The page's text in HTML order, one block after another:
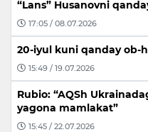
“Lans” Husanovni
17:05 / 08.07.2026
20-iyul kuni qanday ob-
15:49 / 19.07.2026
Rubio: “AQSh
yagona mamlakat”
15:45 / 22.07.2026